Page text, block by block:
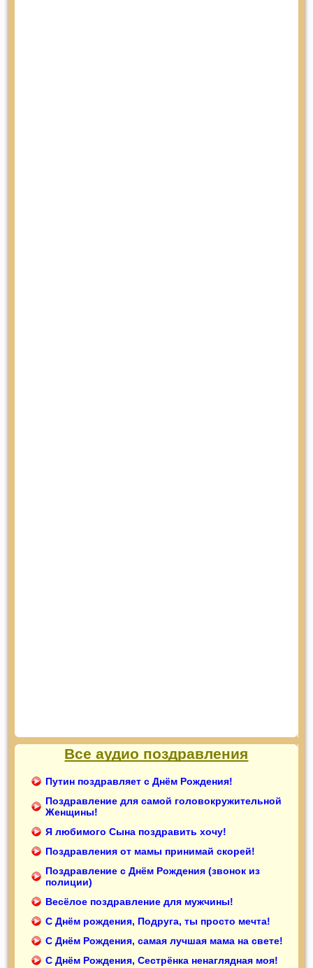
Все аудио поздравления
Путин поздравляет с Днём Рождения!
Поздравление для самой головокружительной
Женщины!
Я любимого Сына поздравить хочу!
Поздравления от мамы принимай скорей!
Поздравление с Днём Рождения (звонок из
полиции)
Весёлое поздравление для мужчины!
С Днём рождения, Подруга, ты просто мечта!
С Днём Рождения, самая лучшая мама на свете!
С Днём Рождения, Сестрёнка ненаглядная моя!